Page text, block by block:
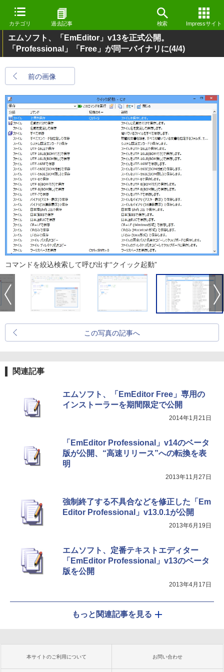
カテゴリ 過去記事 検索 Impressサイト
エムソフト、「EmEditor」v13を正式公開。
「Professional」「Free」が同一バイナリに(4/4)
前の画像
コマンドを絞込検索して呼び出す“クイック起動”
この写真の記事へ
関連記事
エムソフト、「EmEditor Free」専用の
インストーラーを期間限定で公開
2014年1月21日
「EmEditor Professional」v14のベータ
版が公開、“高速リリース”への転換を表
明
2013年11月27日
強制終了する不具合などを修正した「Em
Editor Professional」v13.0.1が公開
2013年6月19日
エムソフト、定番テキストエディター
「EmEditor Professional」v13のベータ
版を公開
2013年4月17日
もっと関連記事を見る
本サイトのご利用について お問い合わせ